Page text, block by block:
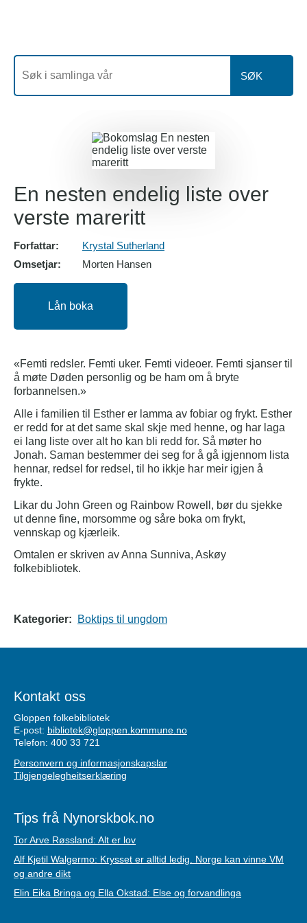
SØK
En nesten endelig liste over
verste mareritt
Forfattar:
Krystal Sutherland
Omsetjar:
Morten Hansen
Lån boka
«Femti redsler. Femti uker. Femti videoer. Femti sjanser til
å møte Døden personlig og be ham om å bryte
forbannelsen.»
Alle i familien til Esther er lamma av fobiar og frykt. Esther
er redd for at det same skal skje med henne, og har laga
ei lang liste over alt ho kan bli redd for. Så møter ho
Jonah. Saman bestemmer dei seg for å gå igjennom lista
hennar, redsel for redsel, til ho ikkje har meir igjen å
frykte.
Likar du John Green og Rainbow Rowell, bør du sjekke
ut denne fine, morsomme og såre boka om frykt,
vennskap og kjærleik.
Omtalen er skriven av Anna Sunniva, Askøy
folkebibliotek.
Kategorier: Boktips til ungdom
Kontakt oss
Gloppen folkebibliotek
E-post: bibliotek@gloppen.kommune.no
Telefon: 400 33 721
Personvern og informasjonskapslar
Tilgjengelegheitserklæring
Tips frå Nynorskbok.no
Tor Arve Røssland: Alt er lov
Alf Kjetil Walgermo: Krysset er alltid ledig. Norge kan vinne VM
og andre dikt
Elin Eika Bringa og Ella Okstad: Else og forvandlinga